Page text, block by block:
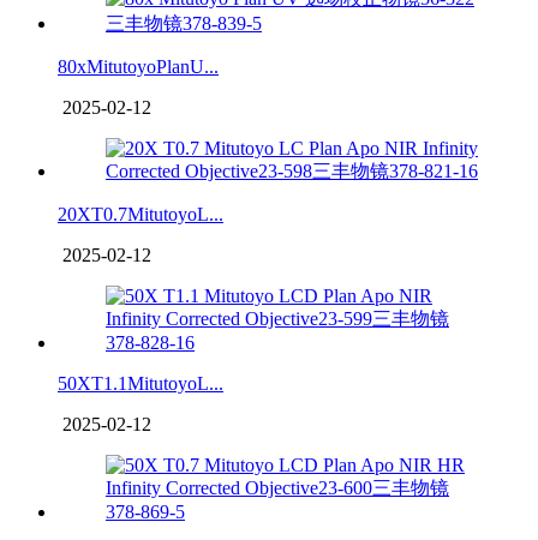
80xMitutoyoPlanU...
2025-02-12
20XT0.7MitutoyoL...
2025-02-12
50XT1.1MitutoyoL...
2025-02-12